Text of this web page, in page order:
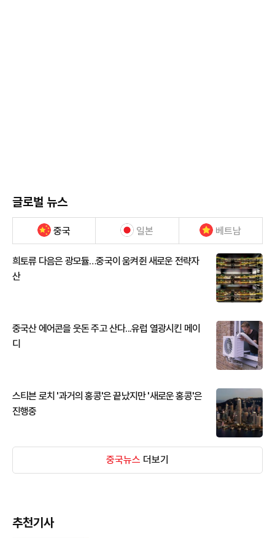
글로벌 뉴스
중국 일본 베트남
희토류 다음은 광모듈…중국이 움켜쥔 새로운 전략자
산
중국산 에어콘을 웃돈 주고 산다...유럽 열광시킨 메이
디
스티븐 로치 '과거의 홍콩'은 끝났지만 '새로운 홍콩'은
진행중
중국뉴스 더보기
추천기사